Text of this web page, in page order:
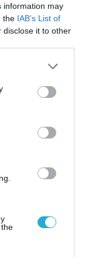
information may
the IAB’s List of
disclose it to other
or more Google
You may click to
party tags to
in below Google
τον